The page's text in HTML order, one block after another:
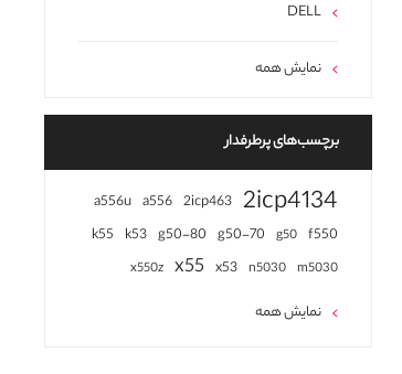
DELL
نمایش همه
برچسب‌های پرطرفدار
2icp4134
2icp463
a556
a556u
f550
g50
g50-70
g50-80
k53
k55
m5030
n5030
x53
x55
x550z
نمایش همه